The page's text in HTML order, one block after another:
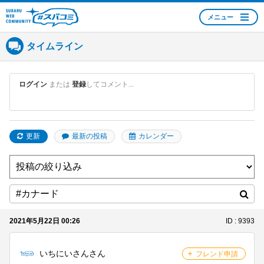
SUBARU WEB
COMMUNITY #スバコ
ミ
メニュー
タイムライン
ログイン または 登録 してコメント...
更新 最新の投稿 カレンダー
2021年5月22日 00:26 ID : 9393
いちにいさんさん フレンド申請